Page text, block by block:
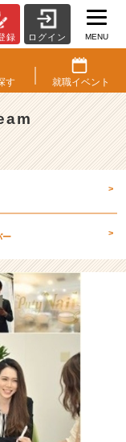
録 ログイン MENU
す 就職イベント
>
ー >